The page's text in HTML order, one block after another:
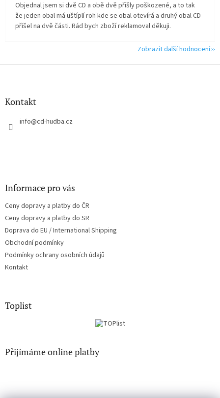
Objednal jsem si dvě CD a obě dvě přišly poškozené, a to tak
že jeden obal má uštíplí roh kde se obal otevírá a druhý obal CD
přišel na dvě části. Rád bych zboží reklamoval děkuji.
Zobrazit další hodnocení
Z
Kontakt
info@cd-hudba.cz
Informace pro vás
Ceny dopravy a platby do ČR
Ceny dopravy a platby do SR
Doprava do EU / International Shipping
Obchodní podmínky
Podmínky ochrany osobních údajů
Kontakt
Toplist
Přijímáme online platby